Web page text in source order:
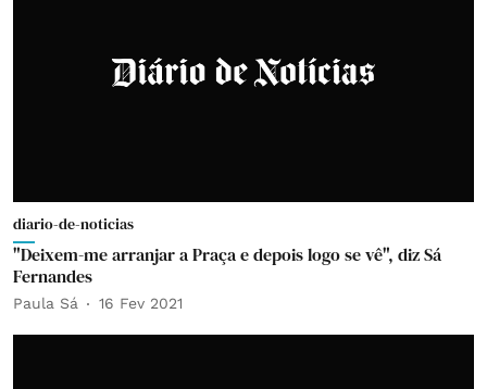
diario-de-noticias
"Deixem-me arranjar a Praça e depois logo se vê", diz Sá
Fernandes
Paula Sá 16 Fev 2021